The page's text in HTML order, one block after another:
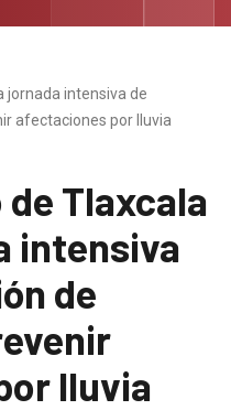
jornada intensiva de
afectaciones por lluvia
Tlaxcala
intensiva
de
lluvia